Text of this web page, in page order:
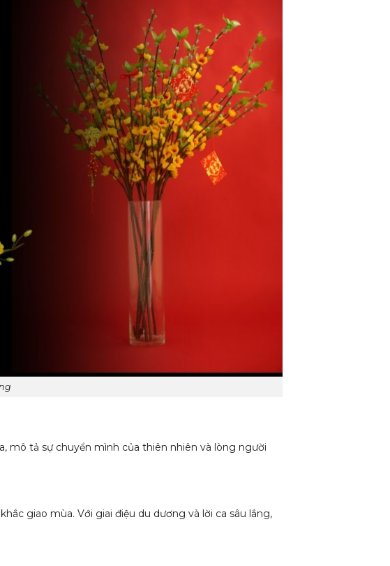
mô tả sự chuyển mình của thiên nhiên và lòng người
giao mùa. Với giai điệu du dương và lời ca sâu lắng,